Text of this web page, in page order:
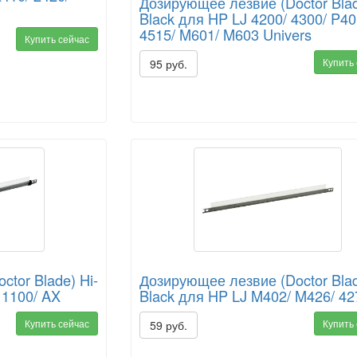
Купить сейчас
Black для HP LJ 4200/ 4300/
4515/ M601/ M603 Univers
95 руб. Купить
Blade) Hi-
AX
Купить сейчас
Дозирующее лезвие (Doctor
Black для HP LJ M402/ M426/
59 руб. Купить